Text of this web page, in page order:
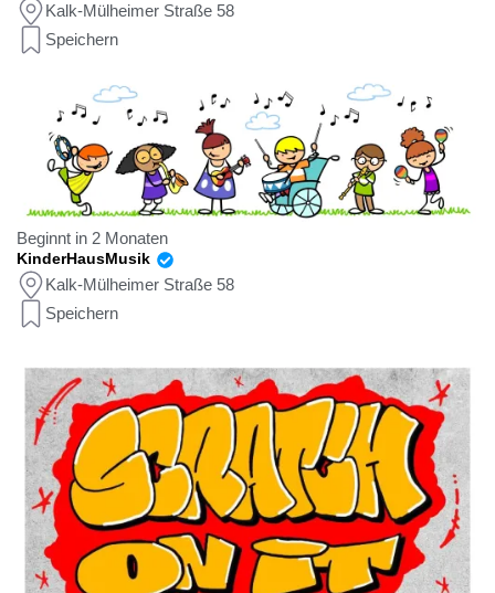
Kalk-Mülheimer Straße 58
Speichern
Beginnt in 2 Monaten
KinderHausMusik
Kalk-Mülheimer Straße 58
Speichern